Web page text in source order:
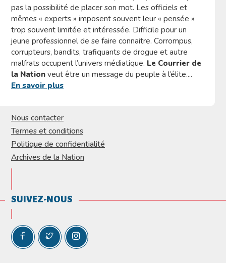
pas la possibilité de placer son mot. Les officiels et
mêmes « experts » imposent souvent leur « pensée »
trop souvent limitée et intéressée. Difficile pour un
jeune professionnel de se faire connaitre. Corrompus,
corrupteurs, bandits, trafiquants de drogue et autre
malfrats occupent l’univers médiatique. Le Courrier de
la Nationveut être un message du peuple à l’élite....
En savoir plus
Nous contacter
Termes et conditions
Politique de confidentialité
Archives de la Nation
SUIVEZ-NOUS